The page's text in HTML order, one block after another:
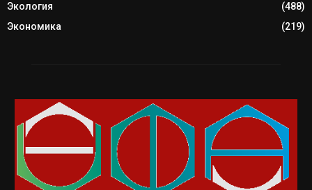
Экология
(488)
Экономика
(219)